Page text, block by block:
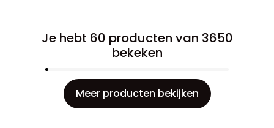
Je hebt 60 producten van 3650
bekeken
Meer producten bekijken